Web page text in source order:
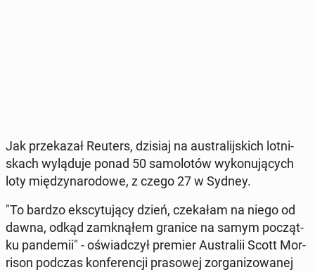
Jak prze­ka­zał Reuters, dzisiaj na au­stra­lij­skich lot­ni­
skach wy­lą­du­je ponad 50 sa­mo­lo­tów wy­ko­nu­ją­cych
loty mię­dzy­na­ro­do­we, z czego 27 w Sydney.
"To bardzo eks­cy­tu­ją­cy dzień, cze­ka­łam na niego od
dawna, odkąd za­mkną­łem granice na samym po­cząt­
ku pan­de­mii" - oświad­czył premier Au­stra­lii Scott Mor­
ri­son podczas kon­fe­ren­cji pra­so­wej zor­ga­ni­zo­wa­nej